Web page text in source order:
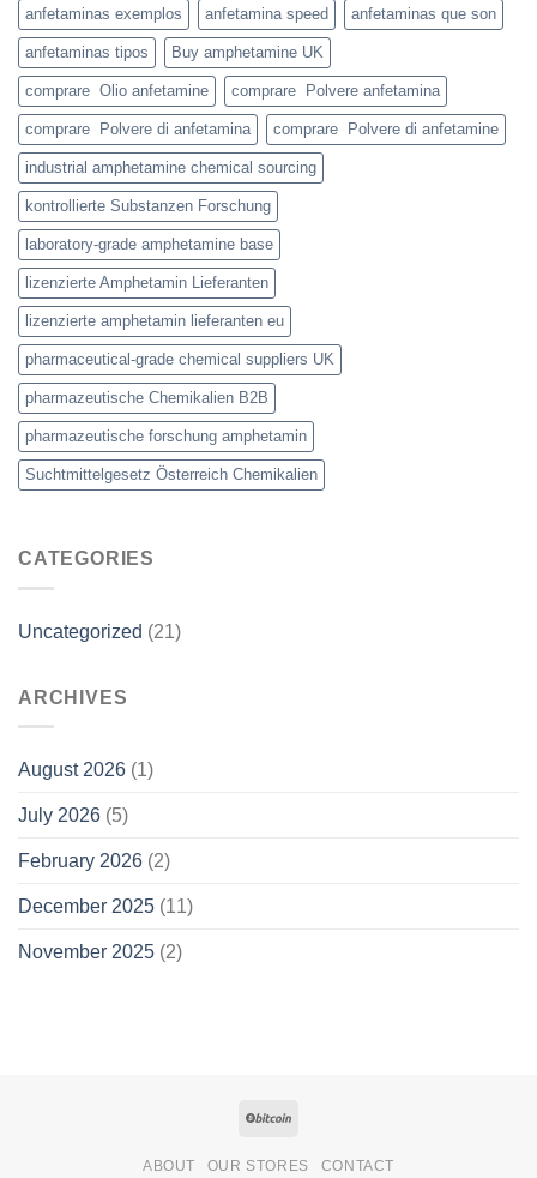
anfetaminas exemplos anfetamina speed anfetaminas que son
anfetaminas tipos Buy amphetamine UK
comprare Olio anfetamine comprare Polvere anfetamina
comprare Polvere di anfetamina comprare Polvere di anfetamine
industrial amphetamine chemical sourcing
kontrollierte Substanzen Forschung
laboratory-grade amphetamine base
lizenzierte Amphetamin Lieferanten
lizenzierte amphetamin lieferanten eu
pharmaceutical-grade chemical suppliers UK
pharmazeutische Chemikalien B2B
pharmazeutische forschung amphetamin
Suchtmittelgesetz Österreich Chemikalien
CATEGORIES
Uncategorized (21)
ARCHIVES
August 2026 (1)
July 2026 (5)
February 2026 (2)
December 2025 (11)
November 2025 (2)
ABOUT OUR STORES CONTACT